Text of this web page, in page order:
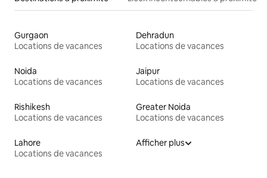
Gurgaon
Locations de vacances
Dehradun
Locations de vacances
Noida
Locations de vacances
Jaipur
Locations de vacances
Rishikesh
Locations de vacances
Greater Noida
Locations de vacances
Lahore
Locations de vacances
Afficher plus